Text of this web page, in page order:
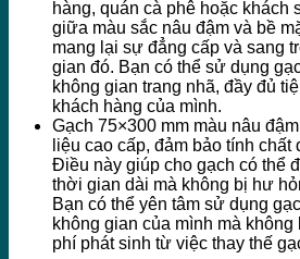
hàng, quán cà phê hoặc khách
giữa màu sắc nâu đậm và bề
mang lại sự đẳng cấp và sang
gian đó. Bạn có thể sử dụng
không gian trang nhã, đầy đủ
khách hàng của mình.
Gạch 75×300 mm màu nâu
liệu cao cấp, đảm bảo tính chất
Điều này giúp cho gạch có thể
thời gian dài mà không bị hư
Bạn có thể yên tâm sử dụng
không gian của mình mà
phí phát sinh từ việc thay thế